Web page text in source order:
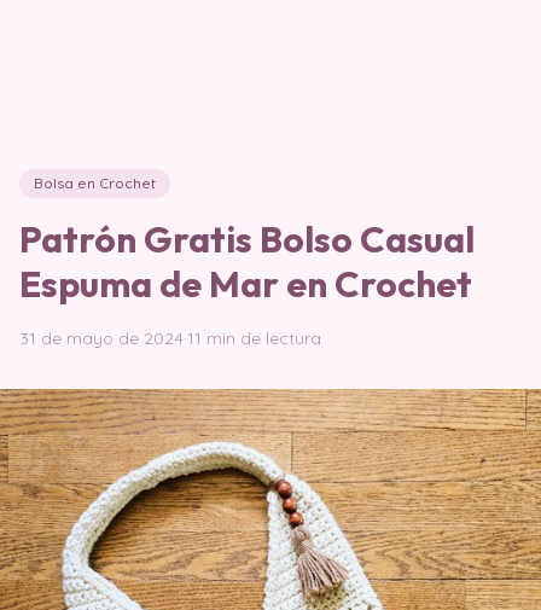
Bolsa en Crochet
Patrón Gratis Bolso Casual
Espuma de Mar en Crochet
31 de mayo de 2024·11 min de lectura